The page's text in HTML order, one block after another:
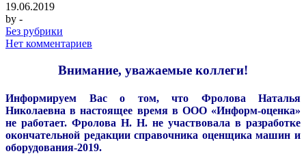
19.06.2019
by -
Без рубрики
Нет комментариев
Внимание, уважаемые коллеги!
Информируем Вас о том, что Фролова Наталья
Николаевна в настоящее время в ООО «Информ-оценка»
не работает. Фролова Н. Н. не участвовала в разработке
окончательной редакции справочника оценщика машин и
оборудования-2019.